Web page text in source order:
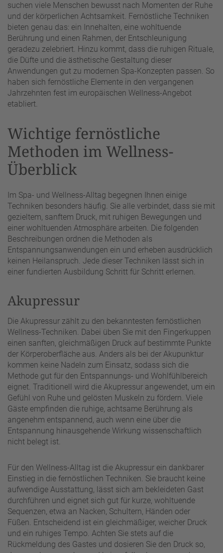
suchen viele Menschen bewusst nach Momenten der Ruhe
und der körperlichen Achtsamkeit. Fernöstliche Techniken
bieten genau das: ein Innehalten, eine wohltuende
Berührung und einen Rahmen, der Entschleunigung
geradezu zelebriert. Hinzu kommt, dass die ruhigen Rituale,
die Düfte und die ästhetische Gestaltung dieser
Anwendungen gut zu modernen Spa-Konzepten passen. So
haben sich fernöstliche Elemente in den vergangenen
Jahrzehnten fest im europäischen Wellness-Angebot
etabliert.
Wichtige fernöstliche
Methoden im Wellness-
Überblick
Im Spa- und Wellness-Alltag begegnen Ihnen einige
Techniken besonders häufig. Sie alle verbindet, dass sie mit
gezieltem, sanftem Druck, mit ruhigen Bewegungen und
einer wohltuenden Atmosphäre arbeiten. Die folgenden
Beschreibungen ordnen die Methoden als
Entspannungsanwendungen ein und erheben ausdrücklich
keinen Heilanspruch. Jede dieser Techniken lässt sich in
einer fundierten Ausbildung Schritt für Schritt erlernen.
Akupressur
Die Akupressur zählt zu den bekanntesten fernöstlichen
Wellness-Techniken. Dabei üben Sie mit den Fingerkuppen
einen sanften, gleichmäßigen Druck auf bestimmte Punkte
der Körperoberfläche aus. Anders als bei der Akupunktur
kommen keine Nadeln zum Einsatz, sodass sich die
Methode gut für den Entspannungs- und Wohlfühlbereich
eignet. Traditionell wird die Akupressur angewendet, um ein
Gefühl von Ruhe und gelösten Muskeln zu fördern. Viele
Gäste empfinden die ruhige, achtsame Berührung als
angenehm entspannend, auch wenn eine über die
Entspannung hinausgehende Wirkung wissenschaftlich
nicht belegt ist.
Für den Wellness-Alltag ist die Akupressur ein dankbarer
Einstieg in die fernöstlichen Techniken. Sie braucht keine
aufwendige Ausstattung, lässt sich am bekleideten Gast
durchführen und eignet sich gut für kurze, wohltuende
Sequenzen, etwa an Nacken, Schultern, Händen oder
Füßen. Entscheidend ist ein gleichmäßiger, weicher Druck
und ein ruhiges Tempo. Achten Sie stets auf die
Rückmeldung des Gastes und dosieren Sie den Druck so,